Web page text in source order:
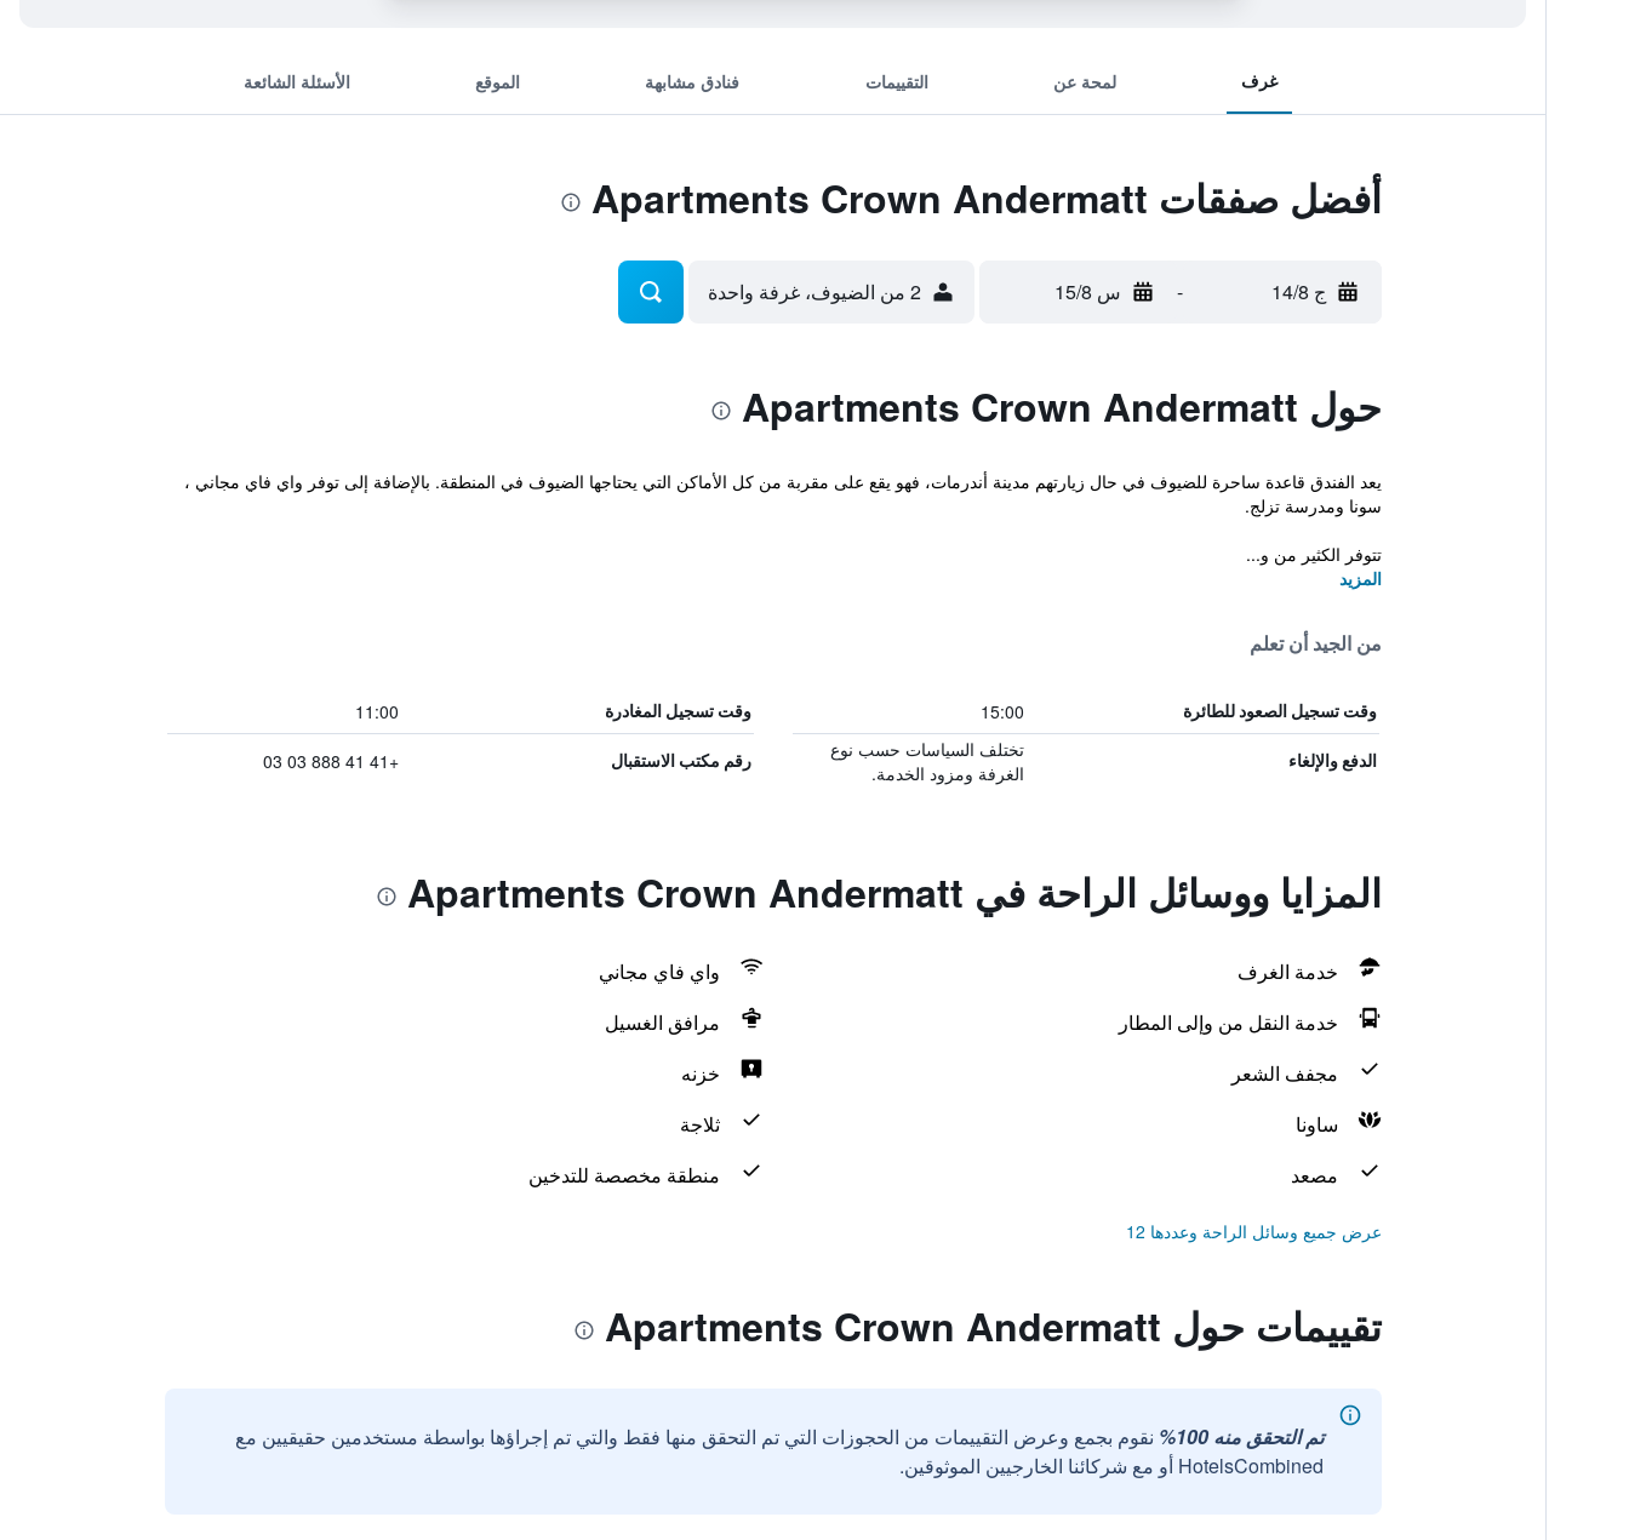
غرف لمحة عن التقييمات فنادق مشابهة الموقع الأسئلة الشائعة
أفضل صفقات Apartments Crown Andermatt
ج 14/8 - س 15/8 2 من الضيوف، غرفة واحدة
حول Apartments Crown Andermatt
يعد الفندق قاعدة ساحرة للضيوف في حال زيارتهم مدينة أندرمات، فهو يقع على مقربة من كل الأماكن التي يحتاجها الضيوف في المنطقة. بالإضافة إلى توفر واي فاي مجاني ،
سونا ومدرسة تزلج.
تتوفر الكثير من و...
المزيد
من الجيد أن تعلم
وقت تسجيل الصعود للطائرة 15:00 وقت تسجيل المغادرة 11:00
الدفع والإلغاء
تختلف السياسات حسب نوع
الغرفة ومزود الخدمة.
رقم مكتب الاستقبال +41 41 888 03 03
المزايا ووسائل الراحة في Apartments Crown Andermatt
خدمة الغرف
واي فاي مجاني
خدمة النقل من وإلى المطار
مرافق الغسيل
مجفف الشعر
خزنه
ساونا
ثلاجة
مصعد
منطقة مخصصة للتدخين
عرض جميع وسائل الراحة وعددها 12
تقييمات حول Apartments Crown Andermatt
تم التحقق منه 100%
نقوم بجمع وعرض التقييمات من الحجوزات التي تم التحقق منها فقط والتي تم إجراؤها بواسطة مستخدمين حقيقيين مع
HotelsCombined أو مع شركائنا الخارجيين الموثوقين.